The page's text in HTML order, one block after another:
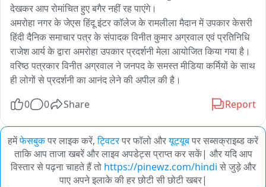
देखकर आप रोमांचित हुए बगैर नहीं रह पाएंगे।
अमरोहा नगर के जेएस हिंदू इंटर कॉलेज के रामलीला मैदान में उपकार केसरी
हिंदी दैनिक समाचार पत्र के संपादक विनीत कुमार अग्रवाल एवं प्रतिनिधि
राजेश आर्य के द्वारा अमरोहा उपकार प्रदर्शनी मेला आयोजित किया गया है।
वरिष्ठ पत्रकार विनीत अग्रवाल ने जनपद के समस्त मीडिया कर्मियों के साथ
ही लोगों से प्रदर्शनी का आनंद लेने की अपील की है।
0 0 Share Report
हमेंफेसबुकपर लाइक करें, ट्विटरपर फॉलो औरयूट्यूबपर सब्सक्राइब्ड करें
ताकि आप ताजा खबरें और लाइव अपडेट्स प्राप्त कर सकें| और यदि आप
विस्तार से पढ़ना चाहते हैं तो https://pinewz.com/hindi से जुड़े और
पाए अपने इलाके की हर छोटी सी छोटी खबर|